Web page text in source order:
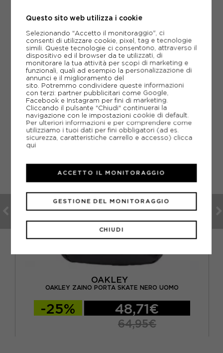
GUIDA ALLE TAGLIE
CONSIGLIATI DA NOI
OAKLEY
OAKLEY ZAINO PORTA SKATE NERO UOMO
-25% 48,71€
64,95€
Questo sito web utilizza i cookie
Selezionando "Accetto il monitoraggio", ci
consenti di utilizzare cookie, pixel, tag e tecnologie
simili. Queste tecnologie ci consentono, attraverso il
dispositivo ed il browser da te utilizzati, di
monitorare la tua attività per scopi di marketing e
funzionali, quali ad esempio la personalizzazione di
annunci e il miglioramento del
sito. Potremmo condividere queste informazioni
con terzi: partner pubblicitari come Google,
Facebook e Instagram per fini di marketing.
Cliccando il pulsante "Chiudi" continuerai la
navigazione con le impostazioni cookie di default.
Per ulteriori informazioni e per comprendere come
utilizziamo i tuoi dati per fini obbligatori (ad es.
sicurezza, caratteristiche carrello e accesso) clicca
qui
CHIUDI
GESTIONE DEL MONITORAGGIO
ACCETTO IL MONITORAGGIO